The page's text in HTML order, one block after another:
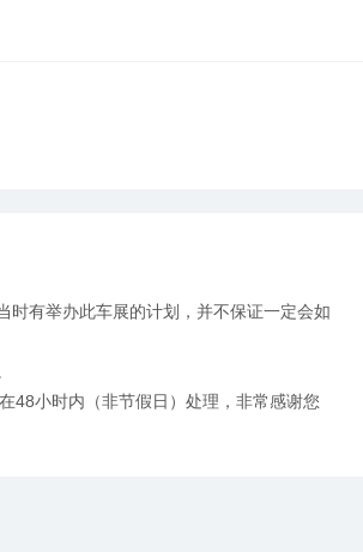
时有举办此车展的计划，并不保证一定会如
48小时内（非节假日）处理，非常感谢您